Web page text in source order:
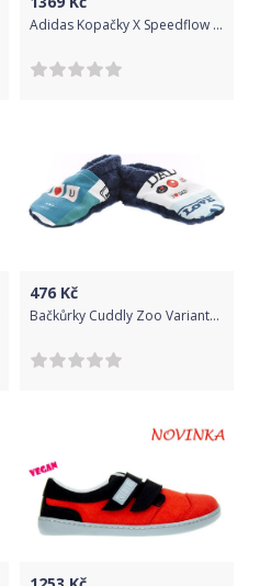
Adidas Kopačky X Speedflow 3 TF Červená / Černá, 41 1/3
476 Kč
Bačkůrky Cuddly Zoo Varianta: Máma S světle - červená